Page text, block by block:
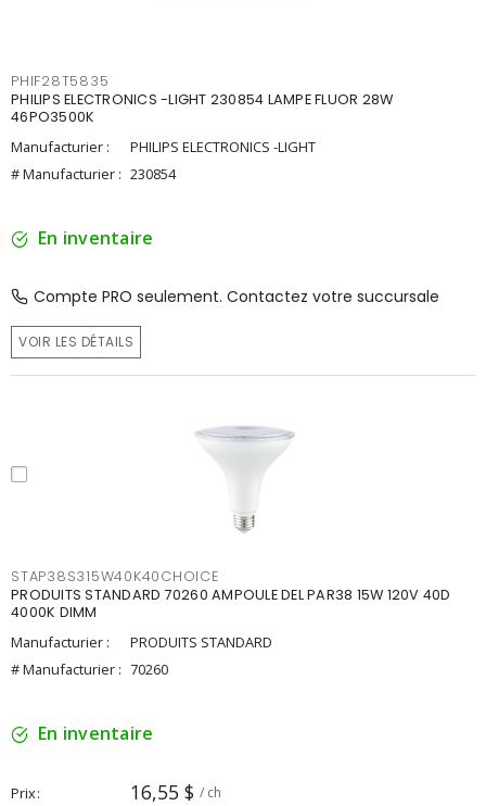
PHIF28T5835
PHILIPS ELECTRONICS -LIGHT 230854 LAMPE FLUOR 28W
46PO3500K
Manufacturier :
PHILIPS ELECTRONICS -LIGHT
# Manufacturier : 230854
En inventaire
Compte PRO seulement. Contactez votre succursale
VOIR LES DÉTAILS
STAP38S315W40K40CHOICE
PRODUITS STANDARD 70260 AMPOULE DEL PAR38 15W 120V 40D
4000K DIMM
Manufacturier :
PRODUITS STANDARD
# Manufacturier : 70260
En inventaire
Prix 16,55 $ / ch